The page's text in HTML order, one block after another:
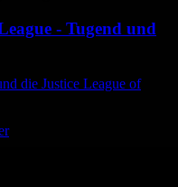
- Tugend und
die Justice League of